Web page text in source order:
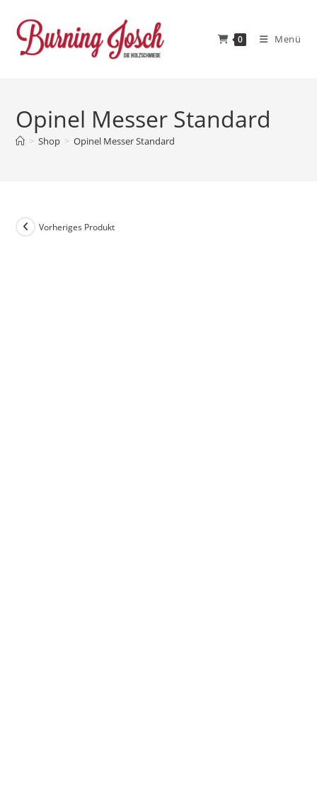
Inhalt
springen
0 Menü
Opinel Messer Standard
> Shop > Opinel Messer Standard
Vorheriges Produkt